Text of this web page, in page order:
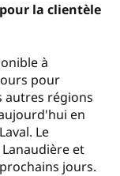
la clientèle
à
pour
autres régions
en
Le
et
jours.